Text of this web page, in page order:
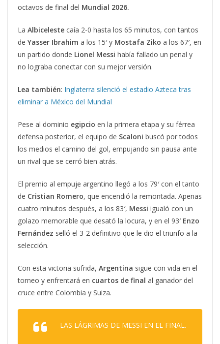
octavos de final del Mundial 2026.
La Albiceleste caía 2-0 hasta los 65 minutos, con tantos
de Yasser Ibrahim a los 15′ y Mostafa Ziko a los 67′, en
un partido donde Lionel Messi había fallado un penal y
no lograba conectar con su mejor versión.
Lea también: Inglaterra silenció el estadio Azteca tras
eliminar a México del Mundial
Pese al dominio egipcio en la primera etapa y su férrea
defensa posterior, el equipo de Scaloni buscó por todos
los medios el camino del gol, empujando sin pausa ante
un rival que se cerró bien atrás.
El premio al empuje argentino llegó a los 79′ con el tanto
de Cristian Romero, que encendió la remontada. Apenas
cuatro minutos después, a los 83′, Messi igualó con un
golazo memorable que desató la locura, y en el 93′ Enzo
Fernández selló el 3-2 definitivo que le dio el triunfo a la
selección.
Con esta victoria sufrida, Argentina sigue con vida en el
torneo y enfrentará en cuartos de final al ganador del
cruce entre Colombia y Suiza.
LAS LÁGRIMAS DE MESSI EN EL FINAL.